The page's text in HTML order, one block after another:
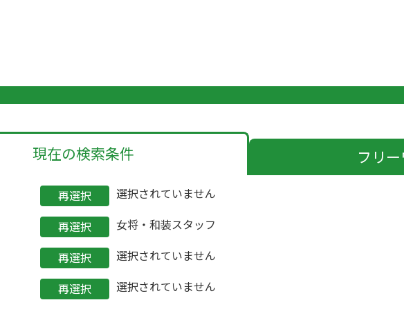
現在の検索条件 フリ
再選択 選択されていません
再選択 女将・和装スタッフ
再選択 選択されていません
再選択 選択されていません